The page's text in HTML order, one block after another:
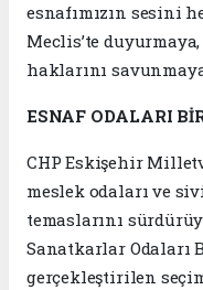
esnafımızın sesini
Meclis’te
haklarını
ESNAF ODALARI
CHP Eskişehir
meslek odaları ve
temaslarını
Sanatkarlar Odaları
gerçekleştirilen